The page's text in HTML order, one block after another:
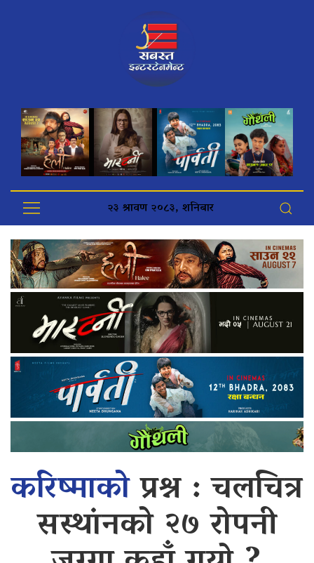
२३ श्रावण २०८३, शनिबार
करिष्माकोप्रश्न : चलचित्र
सस्थांनको २७ रोपनी